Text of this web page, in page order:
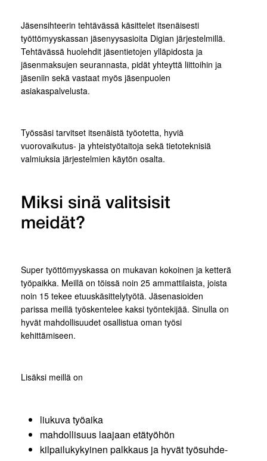
Jäsensihteerin tehtävässä käsittelet itsenäisesti
työttömyyskassan jäsenyysasioita Digian järjestelmillä.
Tehtävässä huolehdit jäsentietojen ylläpidosta ja
jäsenmaksujen seurannasta, pidät yhteyttä liittoihin ja
jäseniin sekä vastaat myös jäsenpuolen
asiakaspalvelusta.
Työssäsi tarvitset itsenäistä työotetta, hyviä
vuorovaikutus- ja yhteistyötaitoja sekä tietoteknisiä
valmiuksia järjestelmien käytön osalta.
Miksi sinä valitsisit
meidät?
Super työttömyyskassa on mukavan kokoinen ja ketterä
työpaikka. Meillä on töissä noin 25 ammattilaista, joista
noin 15 tekee etuuskäsittelytyötä. Jäsenasioiden
parissa meillä työskentelee kaksi työntekijää. Sinulla on
hyvät mahdollisuudet osallistua oman työsi
kehittämiseen.
Lisäksi meillä on
liukuva työaika
mahdollisuus laajaan etätyöhön
kilpailukykyinen palkkaus ja hyvät työsuhde-